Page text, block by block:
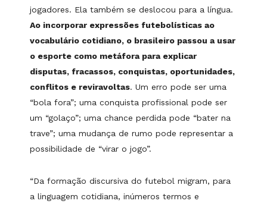
jogadores. Ela também se deslocou para a língua.
Ao incorporar expressões futebolísticas ao
vocabulário cotidiano, o brasileiro passou a usar
o esporte como metáfora para explicar
disputas, fracassos, conquistas, oportunidades,
conflitos e reviravoltas. Um erro pode ser uma
“bola fora”; uma conquista profissional pode ser
um “golaço”; uma chance perdida pode “bater na
trave”; uma mudança de rumo pode representar a
possibilidade de “virar o jogo”.
“Da formação discursiva do futebol migram, para
a linguagem cotidiana, inúmeros termos e